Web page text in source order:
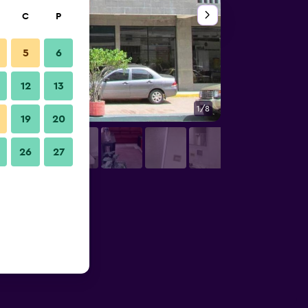
1/8
C P
5 6
12 13
19 20
26 27